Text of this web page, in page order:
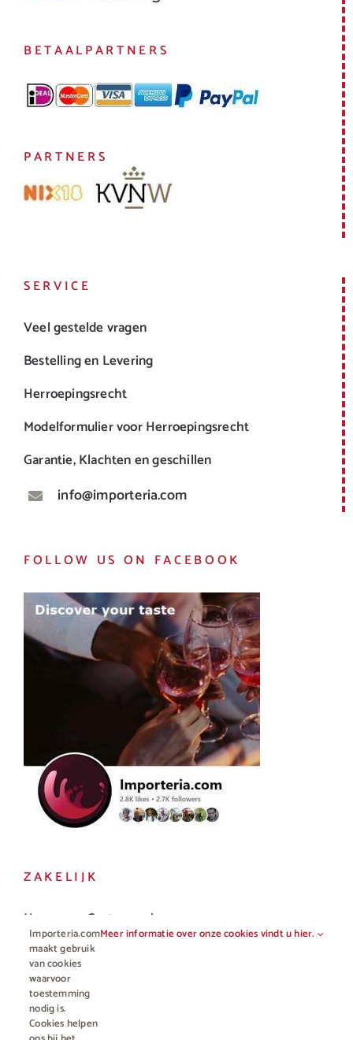
BETAALPARTNERS
PARTNERS
SERVICE
Veel gestelde vragen
Bestelling en Levering
Herroepingsrecht
Modelformulier voor Herroepingsrecht
Garantie, Klachten en geschillen
info@importeria.com
FOLLOW US ON FACEBOOK
ZAKELIJK
Horeca en Gastronomie
Vakhandel
Importeria.com
maakt gebruik
van cookies
waarvoor
toestemming
nodig is.
Cookies helpen
Meer informatie over onze cookies vindt u hier.